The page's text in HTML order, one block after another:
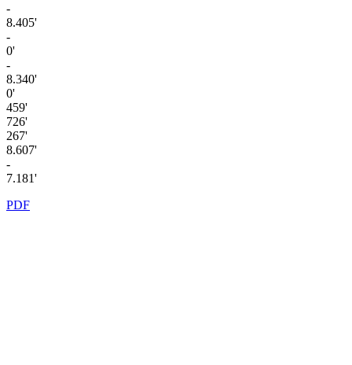
-
8.405'
-
0'
-
8.340'
0'
459'
726'
267'
8.607'
-
7.181'
PDF